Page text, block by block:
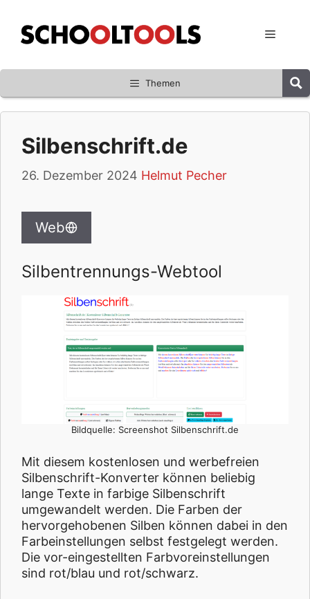
Inhalt
springen
Menü
Themen
Silbenschrift.de
26. Dezember 2024 Helmut Pecher
Web
Silbentrennungs-Webtool
Bildquelle: Screenshot Silbenschrift.de
Mit diesem kostenlosen und werbefreien
Silbenschrift-Konverter können beliebig
lange Texte in farbige Silbenschrift
umgewandelt werden. Die Farben der
hervorgehobenen Silben können dabei in den
Farbeinstellungen selbst festgelegt werden.
Die vor-eingestellten Farbvoreinstellungen
sind rot/blau und rot/schwarz.